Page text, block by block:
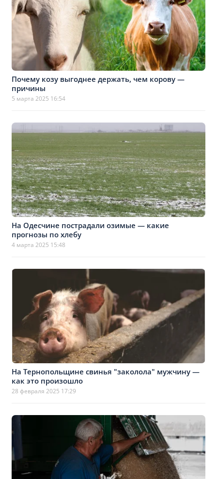
Почему козу выгоднее держать, чем корову —
причины
5 марта 2025 16:54
На Одесчине пострадали озимые — какие
прогнозы по хлебу
4 марта 2025 15:48
На Тернопольщине свинья "заколола" мужчину —
как это произошло
28 февраля 2025 17:29